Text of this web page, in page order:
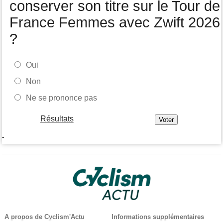
2027
conserver son titre sur le Tour de
France Femmes avec Zwift 2026
?
Oui
Non
Ne se prononce pas
Résultats
-
A propos de Cyclism'Actu Informations supplémentaires